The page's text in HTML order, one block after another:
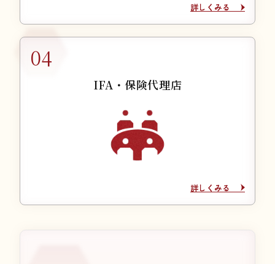
詳しくみる
詳しくみる
IFA・保険代理店
詳しくみる
詳しくみる